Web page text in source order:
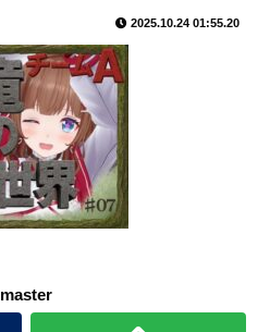
2025.10.24 01:55.20
master